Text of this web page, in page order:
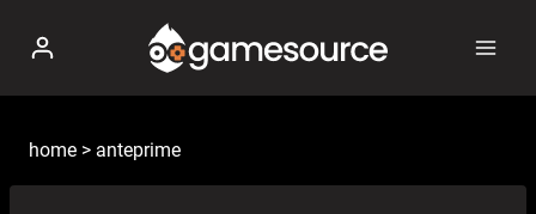
contenuto
home > anteprime